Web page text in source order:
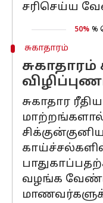
சரிசெய்ய
50% %
சுகாதாரம்
சுகாதாரம்
சுகாதார
மாற்றங்களால்
வழங்க